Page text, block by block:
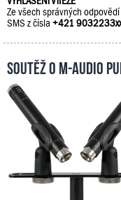
Ze všech správných
SMS z čísla +421
Soutěž o M-Audio